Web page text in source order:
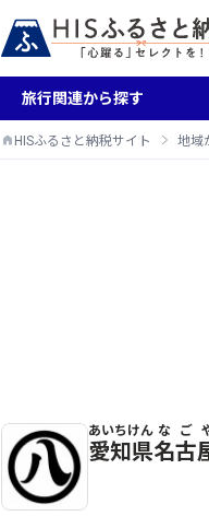
旅行関連から探す
HISふるさと納税サイト 地域
名古屋市のふるさと納税返
愛知県
あいちけん
名古
なご